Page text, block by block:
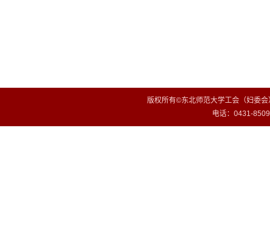
版权所有©东北师范大学工会（妇委
电话：0431-